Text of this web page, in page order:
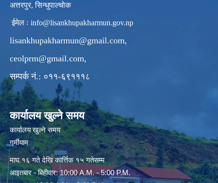
अत्तरपुर, सिन्धुपाल्चोक
ईमेल ः info@lisankhupakharmun.gov.np
lisankhupakharmun@gmail.com,
ceolprm@gmail.com,
सम्पर्क नं.: ०११-६९१११८
कार्यालय खुल्ने समय
कार्यालय खुल्ने समय
गर्मीयाम
माघ १६ गते देखि कार्त्तिक १५ गतेसम्म
आइतबार - बिहीवार: 10:00 A.M. - 5:00 P.M.